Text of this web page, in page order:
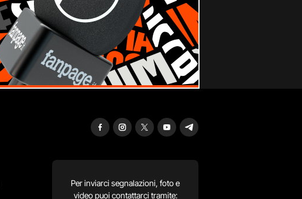
Per inviarci segnalazioni, foto e
video puoi contattarci tramite: